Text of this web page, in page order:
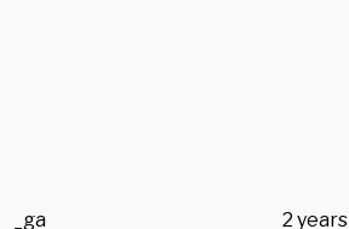
_ga 2 years